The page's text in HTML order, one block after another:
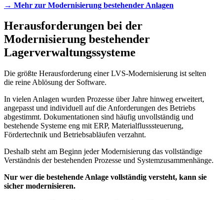
→ Mehr zur Modernisierung bestehender Anlagen
Herausforderungen bei der
Modernisierung bestehender
Lagerverwaltungssysteme
Die größte Herausforderung einer LVS-Modernisierung ist selten
die reine Ablösung der Software.
In vielen Anlagen wurden Prozesse über Jahre hinweg erweitert,
angepasst und individuell auf die Anforderungen des Betriebs
abgestimmt. Dokumentationen sind häufig unvollständig und
bestehende Systeme eng mit ERP, Materialflusssteuerung,
Fördertechnik und Betriebsabläufen verzahnt.
Deshalb steht am Beginn jeder Modernisierung das vollständige
Verständnis der bestehenden Prozesse und Systemzusammenhänge.
Nur wer die bestehende Anlage vollständig versteht, kann sie
sicher modernisieren.